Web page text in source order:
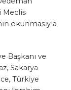
Meclis
okunmasıyla
Başkanı ve
Sakarya
Türkiye